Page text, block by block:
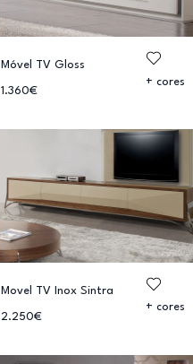
Móvel TV Gloss
1.360€
+ cores
Movel TV Inox Sintra
2.250€
+ cores